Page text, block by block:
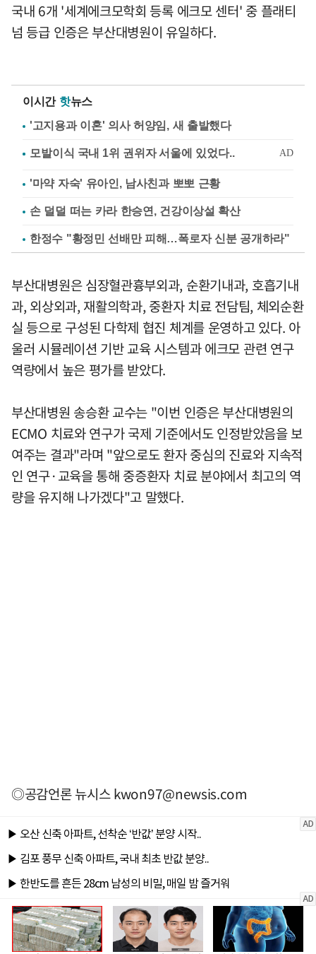
국내 6개 '세계에크모학회 등록 에크모 센터' 중 플래티
넘 등급 인증은 부산대병원이 유일하다.
이시간 핫뉴스
'고지용과 이혼' 의사 허양임, 새 출발했다
'마약 자숙' 유아인, 남사친과 뽀뽀 근황
손 덜덜 떠는 카라 한승연, 건강이상설 확산
한정수 "황정민 선배만 피해…폭로자 신분 공개하라"
부산대병원은 심장혈관흉부외과, 순환기내과, 호흡기내
과, 외상외과, 재활의학과, 중환자 치료 전담팀, 체외순환
실 등으로 구성된 다학제 협진 체계를 운영하고 있다. 아
울러 시뮬레이션 기반 교육 시스템과 에크모 관련 연구
역량에서 높은 평가를 받았다.
부산대병원 송승환 교수는 "이번 인증은 부산대병원의
ECMO 치료와 연구가 국제 기준에서도 인정받았음을 보
여주는 결과"라며 "앞으로도 환자 중심의 진료와 지속적
인 연구·교육을 통해 중증환자 치료 분야에서 최고의 역
량을 유지해 나가겠다"고 말했다.
◎공감언론 뉴시스kwon97@newsis.com